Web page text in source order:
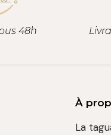
48h
À
La